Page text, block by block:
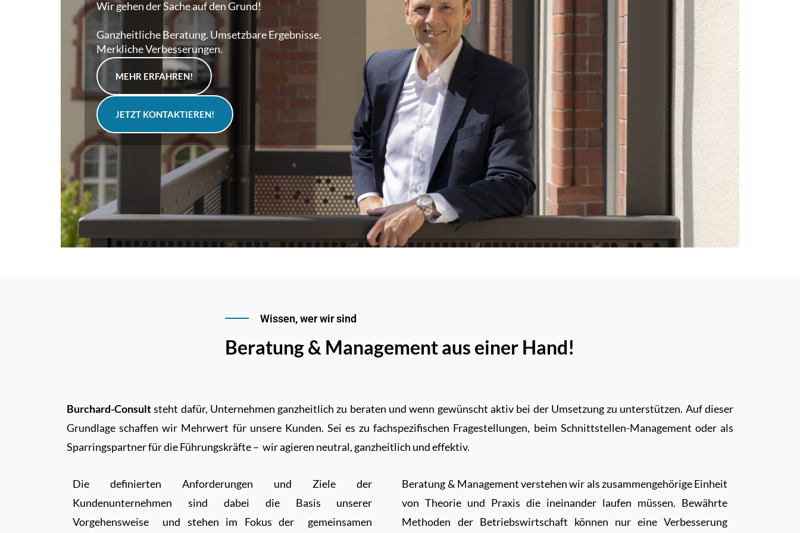
Wir gehen der Sache auf den Grund!
Ganzheitliche Beratung. Umsetzbare Ergebnisse.
Merkliche Verbesserungen.
MEHR ERFAHREN!
JETZT KONTAKTIEREN!
Wissen, wer wir sind
Bera­tung & Manage­ment aus einer Hand!
Burchard-Consultsteht dafür, Unternehmen ganzheitlich zu beraten und wenn gewünscht aktiv bei der Umsetzung zu unterstützen. Auf dieser
Grundlage schaffen wir Mehrwert für unsere Kunden. Sei es zu fachspezifischen Fragestellungen, beim Schnittstellen-Management oder als
Sparringspartner für die Führungskräfte – wir agieren neutral, ganzheitlich und effektiv.
Die definierten Anforderungen und Ziele der
Kundenunternehmen sind dabei die Basis unserer
Vorgehensweise
und stehen im Fokus der gemeinsamen
Beratung & Management verstehen wir als zusammengehörige Einheit
von Theorie und Praxis die ineinander laufen müssen. Bewährte
Methoden der Betriebswirtschaft können nur eine Verbesserung